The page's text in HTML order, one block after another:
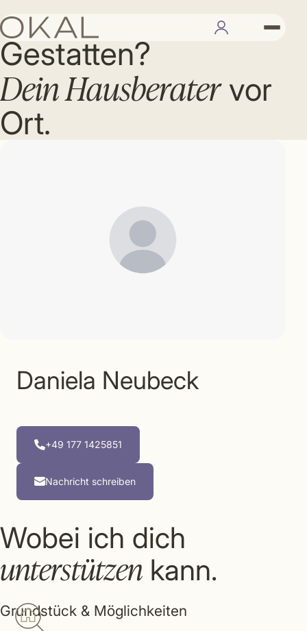
Gestatten?
Dein Hausberatervor
Ort.
Daniela Neubeck
+49 177 1425851
Nachricht schreiben
Wobei ich dich
unterstützen kann.
Grundstück & Möglichkeiten